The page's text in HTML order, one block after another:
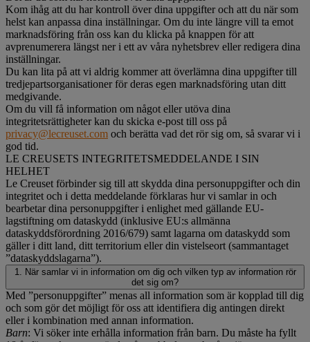
Kom ihåg att du har kontroll över dina uppgifter och att du när som
helst kan anpassa dina inställningar. Om du inte längre vill ta emot
marknadsföring från oss kan du klicka på knappen för att
avprenumerera längst ner i ett av våra nyhetsbrev eller redigera dina
inställningar.
Du kan lita på att vi aldrig kommer att överlämna dina uppgifter till
tredjepartsorganisationer för deras egen marknadsföring utan ditt
medgivande.
Om du vill få information om något eller utöva dina
integritetsrättigheter kan du skicka e-post till oss på
privacy@lecreuset.com och berätta vad det rör sig om, så svarar vi i
god tid.
LE CREUSETS INTEGRITETSMEDDELANDE I SIN
HELHET
Le Creuset förbinder sig till att skydda dina personuppgifter och din
integritet och i detta meddelande förklaras hur vi samlar in och
bearbetar dina personuppgifter i enlighet med gällande EU-
lagstiftning om dataskydd (inklusive EU:s allmänna
dataskyddsförordning 2016/679) samt lagarna om dataskydd som
gäller i ditt land, ditt territorium eller din vistelseort (sammantaget
”dataskyddslagarna”).
1. När samlar vi in information om dig och vilken typ av information rör
det sig om?
Med ”personuppgifter” menas all information som är kopplad till dig
och som gör det möjligt för oss att identifiera dig antingen direkt
eller i kombination med annan information.
Barn: Vi söker inte erhålla information från barn. Du måste ha fyllt